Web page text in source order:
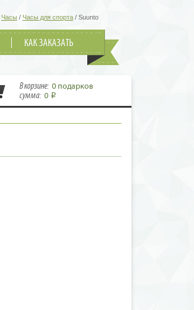
Часы / Часы для спорта / Suunto
КАК ЗАКАЗАТЬ
В корзине: 0 подарков
сумма: 0 i